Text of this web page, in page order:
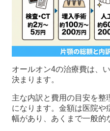
オールオン4の治療費は、
決まります。
主な内訳と費用の目安を整
になります。金額は医院や
幅があり、あくまで一般的